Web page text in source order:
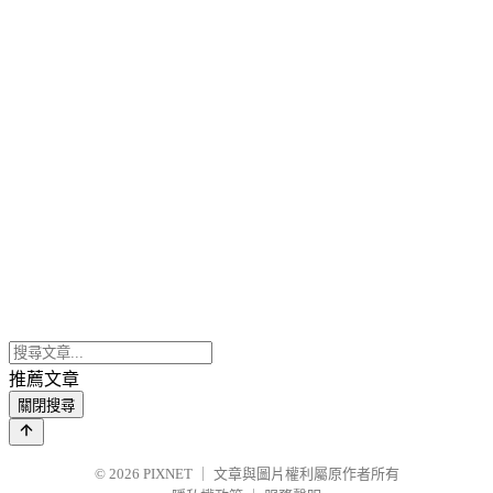
推薦文章
關閉搜尋
© 2026 PIXNET
文章與圖片權利屬原作者所有